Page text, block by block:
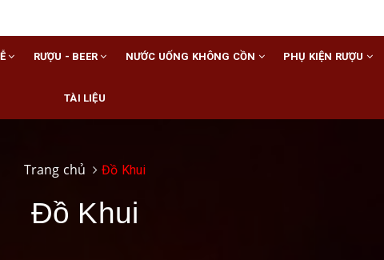
RƯỢU - BEER NƯỚC UỐNG KHÔNG CỒN PHỤ KIỆN RƯỢU
TÀI LIỆU
Trang chủ Đồ Khui
Đồ Khui